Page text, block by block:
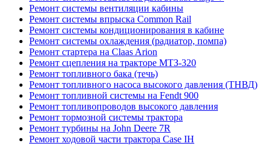
Ремонт системы вентиляции кабины
Ремонт системы впрыска Common Rail
Ремонт системы кондиционирования в кабине
Ремонт системы охлаждения (радиатор, помпа)
Ремонт стартера на Claas Arion
Ремонт сцепления на тракторе МТЗ-320
Ремонт топливного бака (течь)
Ремонт топливного насоса высокого давления (ТНВД)
Ремонт топливной системы на Fendt 900
Ремонт топливопроводов высокого давления
Ремонт тормозной системы трактора
Ремонт турбины на John Deere 7R
Ремонт ходовой части трактора Case IH